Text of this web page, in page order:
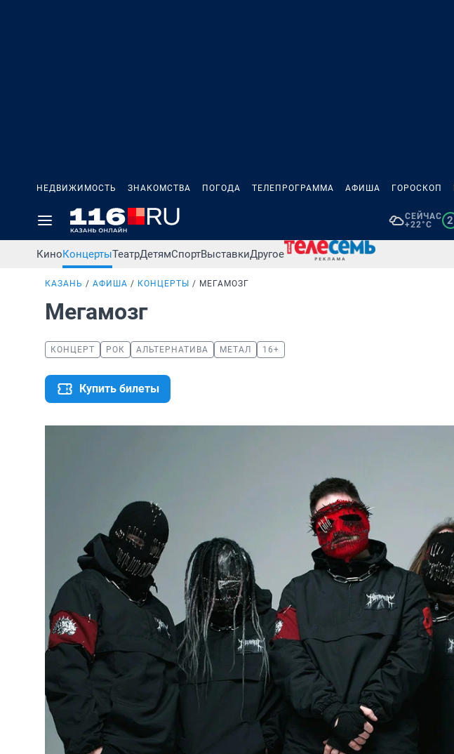
НЕДВИЖИМОСТЬ ЗНАКОМСТВА ПОГОДА ТЕЛЕПРОГРАММА АФИША ГОРОСКОП
СЕЙЧАС
+22°C
2
КиноКонцертыТеатрДетямСпортВыставкиДругое
КАЗАНЬ АФИША КОНЦЕРТЫ МЕГАМОЗГ
Мегамозг
КОНЦЕРТ РОК АЛЬТЕРНАТИВА МЕТАЛ 16+
Купить билеты